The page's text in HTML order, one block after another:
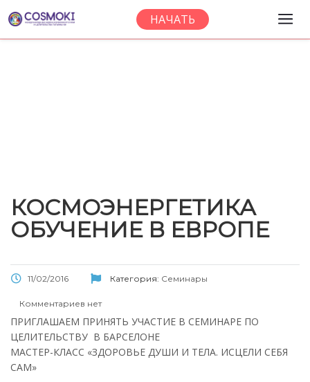
НАЧАТЬ
КОСМОЭНЕРГЕТИКА
ОБУЧЕНИЕ В ЕВРОПЕ
11/02/2016 Категория: Семинары
Комментариев нет
ПРИГЛАШАЕМ ПРИНЯТЬ УЧАСТИЕ В СЕМИНАРЕ ПО
ЦЕЛИТЕЛЬСТВУ В БАРСЕЛОНЕ
МАСТЕР-КЛАСС «ЗДОРОВЬЕ ДУШИ И ТЕЛА. ИСЦЕЛИ СЕБЯ
САМ»